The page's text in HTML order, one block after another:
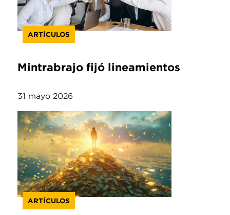
ARTÍCULOS
Mintrabrajo fijó lineamientos
31 mayo 2026
ARTÍCULOS